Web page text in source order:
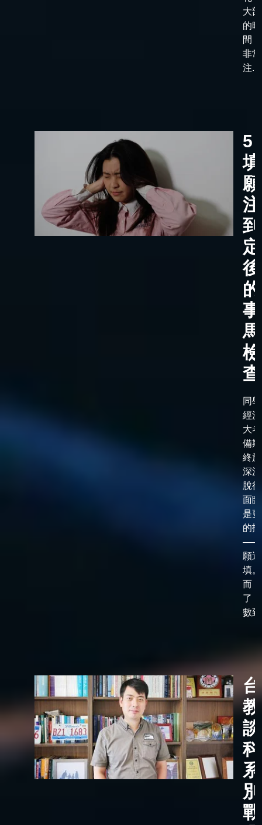
大
的時
間
非
注...
5
的
檢
同
經
大
備
終
深
脫
面
是
的
——
願選
填
而
了
數
科